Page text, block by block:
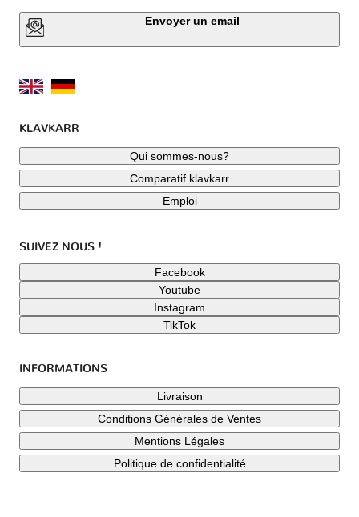
Envoyer un email
KLAVKARR
Qui sommes-nous?
Comparatif klavkarr
Emploi
SUIVEZ NOUS !
Facebook
Youtube
Instagram
TikTok
INFORMATIONS
Livraison
Conditions Générales de Ventes
Mentions Légales
Politique de confidentialité